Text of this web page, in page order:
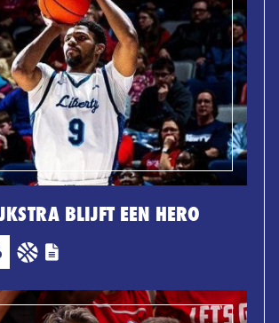
BLIJFT EEN HERO